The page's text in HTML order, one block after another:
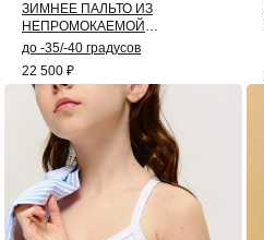
ЗИМНЕЕ ПАЛЬТО ИЗ
НЕПРОМОКАЕМОЙ
МЕМБРАНЫ (БЕЖЕВЫЙ)
до -35/-40 градусов
22 500 ₽